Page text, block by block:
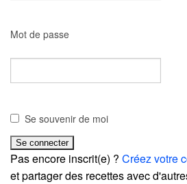
Mot de passe
Se souvenir de moi
Pas encore inscrit(e) ? Créez votre
et partager des recettes avec